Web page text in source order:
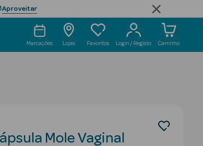
Aproveitar
Marcações Lojas Favoritos Login / Registo Carrinho
Mole Vaginal